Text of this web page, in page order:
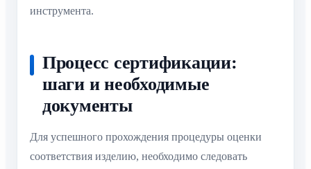
инструмента.
Процесс сертификации:
шаги и необходимые
документы
Для успешного прохождения процедуры оценки
соответствия изделию, необходимо следовать